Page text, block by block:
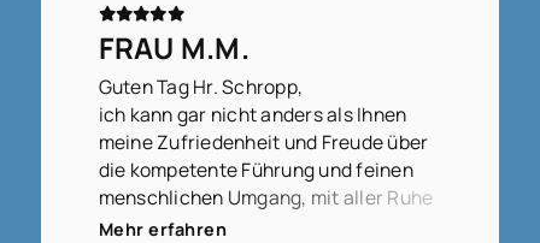
FRAU M.M.
Guten Tag Hr. Schropp,
ich kann gar nicht anders als Ihnen
meine Zufriedenheit und Freude über
die kompetente Führung und feinen
menschlichen Umgang, mit aller Ruhe
und Klarheit in der Vorgehensweise,
Mehr erfahren